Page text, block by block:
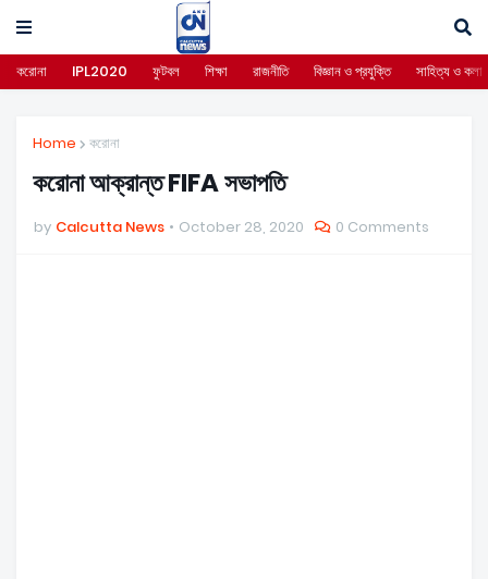
করোনা IPL2020 ফুটবল শিক্ষা রাজনীতি বিজ্ঞান ও প্রযুক্তি সাহিত্য ও কলা
Home করোনা
করোনা আক্রান্ত FIFA সভাপতি
by Calcutta News October 28, 2020 0 Comments